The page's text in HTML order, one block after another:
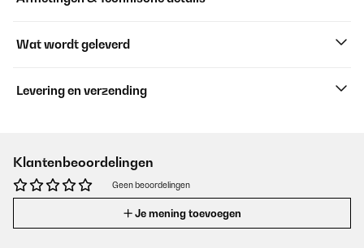
Wat wordt geleverd
Levering en verzending
Klantenbeoordelingen
Geen beoordelingen
Je mening toevoegen